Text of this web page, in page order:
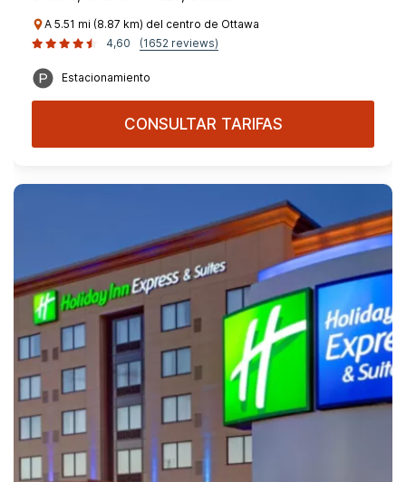
A 5.51 mi (8.87 km) del centro de Ottawa
4,60
(1652 reviews)
Estacionamiento
CONSULTAR TARIFAS